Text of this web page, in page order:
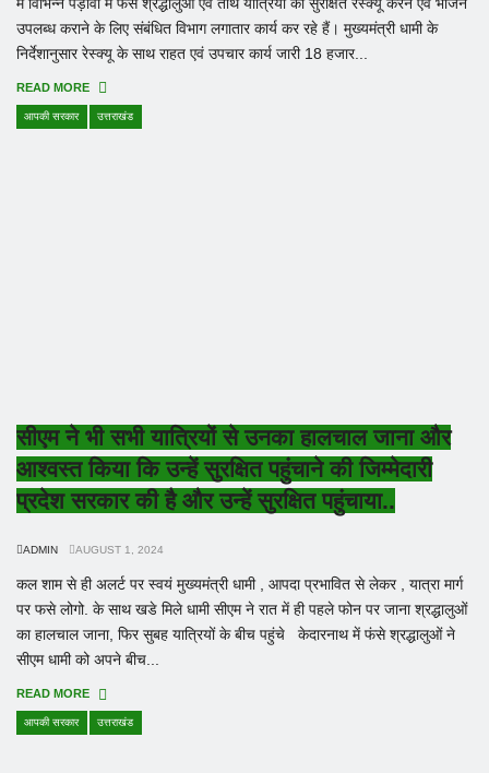
उपलब्ध कराने के लिए संबंधित विभाग लगातार कार्य कर रहे हैं। मुख्यमंत्री धामी के
निर्देशानुसार रेस्क्यू के साथ राहत एवं उपचार कार्य जारी 18 हजार...
READ MORE
आपकी सरकार उत्तराखंड
सीएम ने भी सभी यात्रियों से उनका हालचाल जाना और
आश्वस्त किया कि उन्हें सुरक्षित पहुंचाने की जिम्मेदारी
प्रदेश सरकार की है और उन्हें सुरक्षित पहुंचाया..
ADMIN AUGUST 1, 2024
कल शाम से ही अलर्ट पर स्वयं मुख्यमंत्री धामी , आपदा प्रभावित से लेकर , यात्रा मार्ग
पर फसे लोगो. के साथ खडे मिले धामी सीएम ने रात में ही पहले फोन पर जाना श्रद्धालुओं
का हालचाल जाना, फिर सुबह यात्रियों के बीच पहुंचे केदारनाथ में फंसे श्रद्धालुओं ने
सीएम धामी को अपने बीच...
READ MORE
आपकी सरकार उत्तराखंड